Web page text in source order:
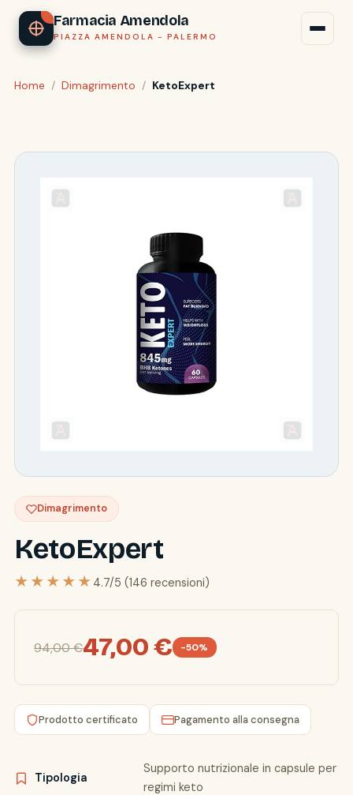
Farmacia Amendola
PIAZZA AMENDOLA - PALERMO
Home / Dimagrimento / KetoExpert
Dimagrimento
KetoExpert
★★★★★ 4.7/5 (146 recensioni)
94,00 €47,00 € -50%
Prodotto certificato Pagamento alla consegna
Tipologia
Supporto nutrizionale in capsule per
regimi keto